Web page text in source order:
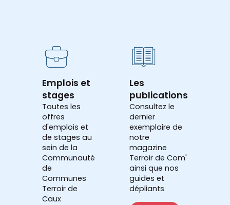
Emplois et
stages
Toutes les
offres
d'emplois et
de stages au
sein de la
Communauté
de
Communes
Terroir de
Caux
Les
publications
Consultez le
dernier
exemplaire de
notre
magazine
Terroir de Com'
ainsi que nos
guides et
dépliants